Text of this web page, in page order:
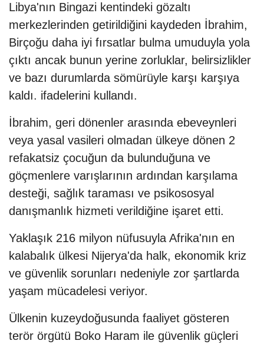
Libya'nın Bingazi kentindeki gözaltı
merkezlerinden getirildiğini kaydeden İbrahim,
Birçoğu daha iyi fırsatlar bulma umuduyla yola
çıktı ancak bunun yerine zorluklar, belirsizlikler
ve bazı durumlarda sömürüyle karşı karşıya
kaldı. ifadelerini kullandı.
İbrahim, geri dönenler arasında ebeveynleri
veya yasal vasileri olmadan ülkeye dönen 2
refakatsiz çocuğun da bulunduğuna ve
göçmenlere varışlarının ardından karşılama
desteği, sağlık taraması ve psikososyal
danışmanlık hizmeti verildiğine işaret etti.
Yaklaşık 216 milyon nüfusuyla Afrika'nın en
kalabalık ülkesi Nijerya'da halk, ekonomik kriz
ve güvenlik sorunları nedeniyle zor şartlarda
yaşam mücadelesi veriyor.
Ülkenin kuzeydoğusunda faaliyet gösteren
terör örgütü Boko Haram ile güvenlik güçleri